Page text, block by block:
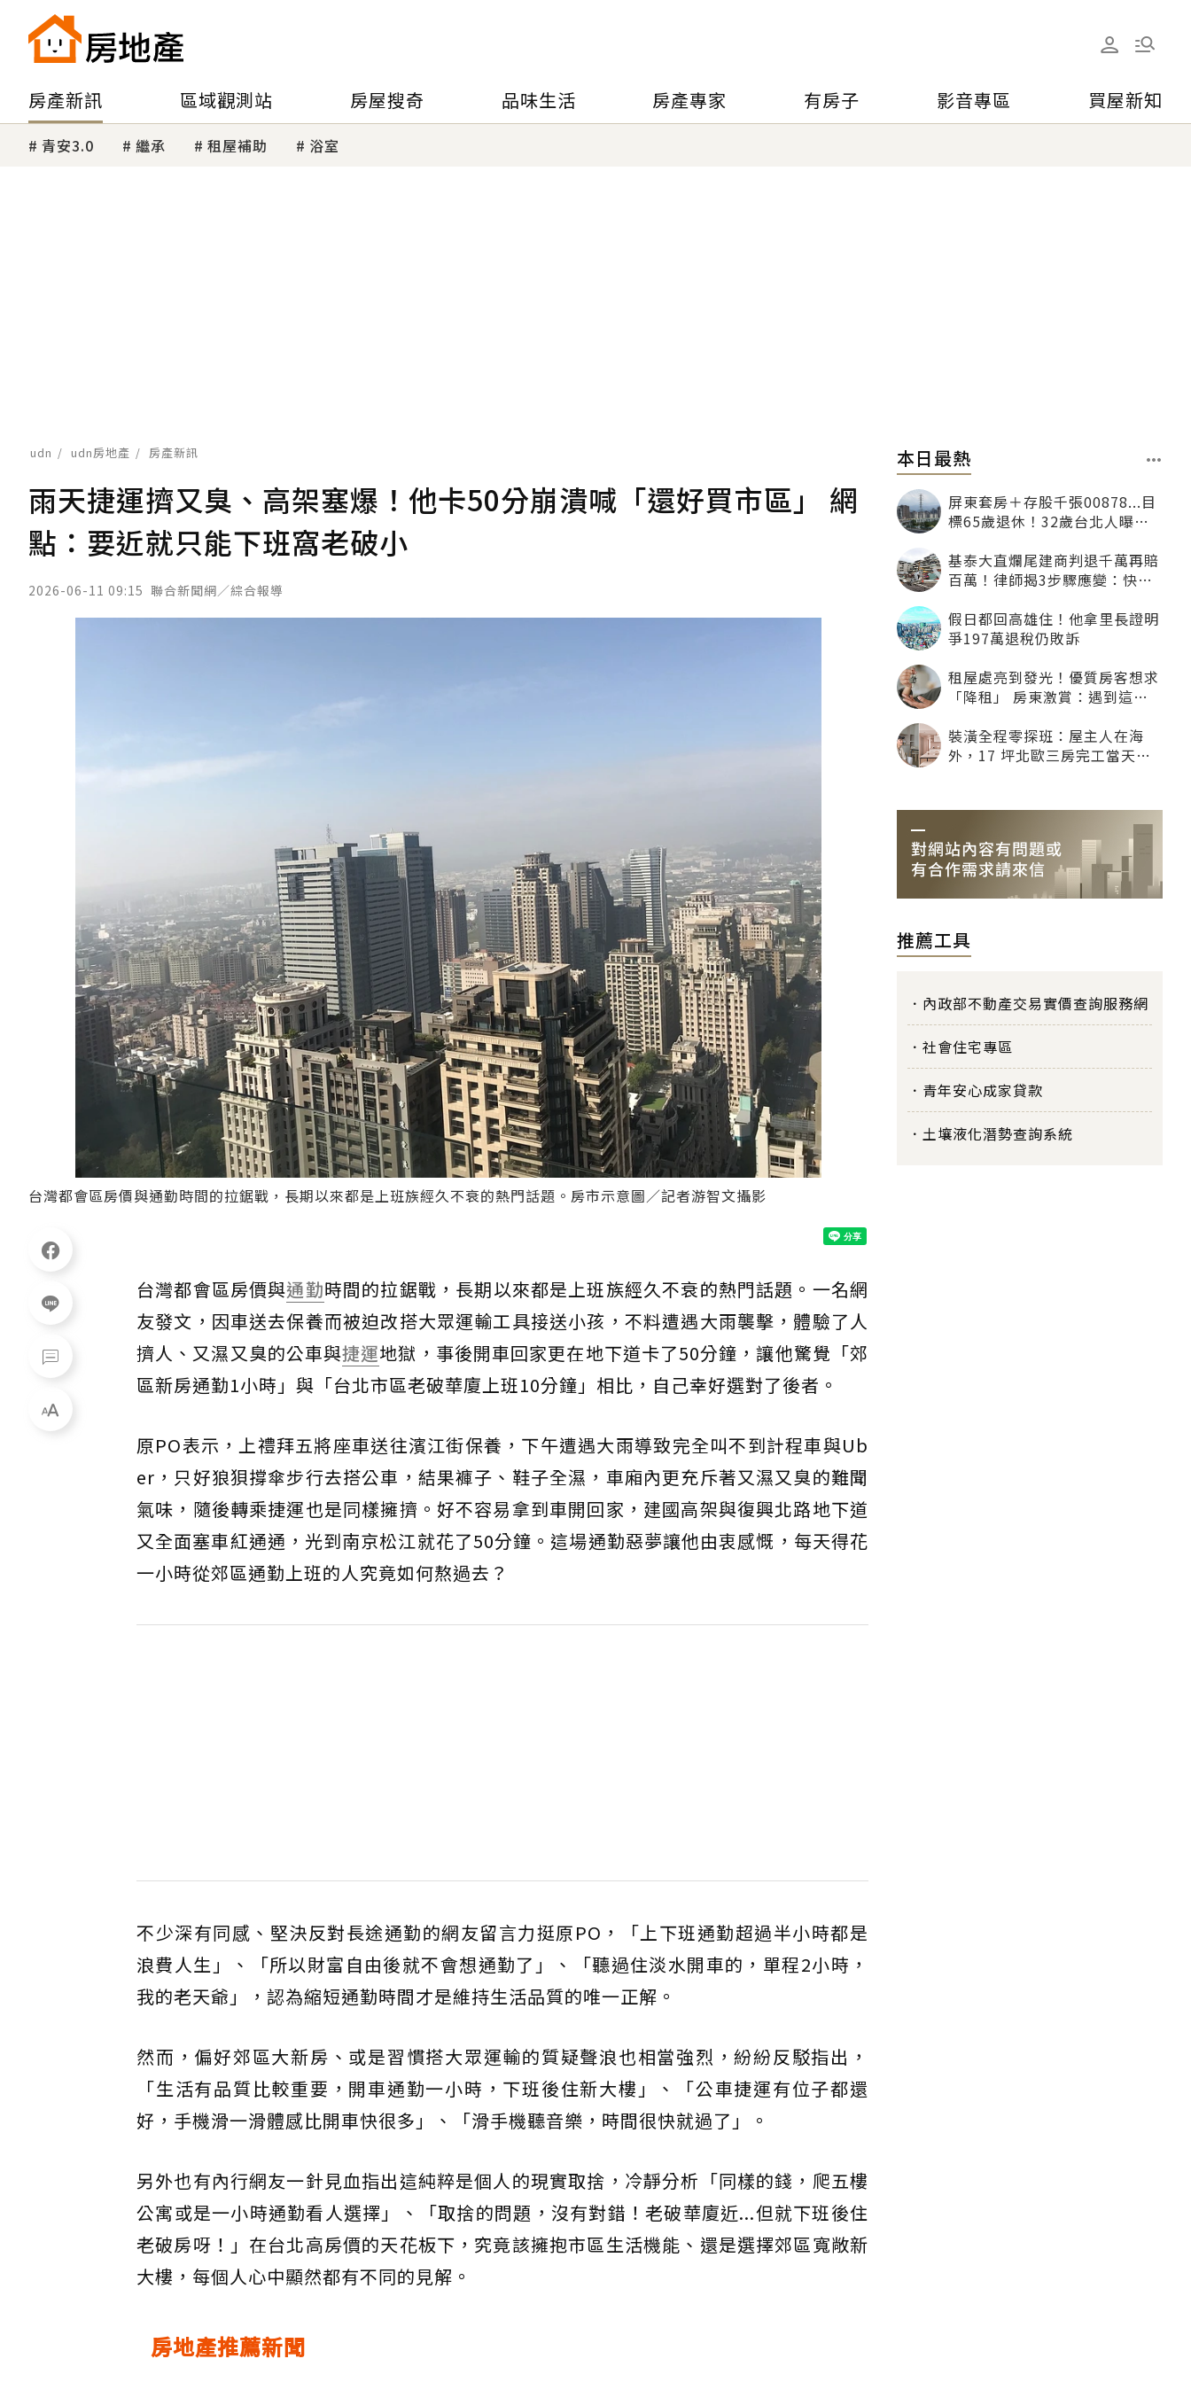
房產新訊 區域觀測站 房屋搜奇 品味生活 房產專家 有房子 影音專區 買屋新知
青安3.0 繼承 租屋補助 浴室
udn udn房地產 房產新訊
雨天捷運擠又臭、高架塞爆！他卡50分崩潰喊「還好買市區」 網
點：要近就只能下班窩老破小
2026-06-11 09:15 聯合新聞網／綜合報導
台灣都會區房價與通勤時間的拉鋸戰，長期以來都是上班族經久不衰的熱門話題。房市示意圖／記者游智文攝影
台灣都會區房價與通勤時間的拉鋸戰，長期以來都是上班族經久不衰的熱門話題。一名網
友發文，因車送去保養而被迫改搭大眾運輸工具接送小孩，不料遭遇大雨襲擊，體驗了人
擠人、又濕又臭的公車與捷運地獄，事後開車回家更在地下道卡了50分鐘，讓他驚覺「郊
區新房通勤1小時」與「台北市區老破華廈上班10分鐘」相比，自己幸好選對了後者。
原PO表示，上禮拜五將座車送往濱江街保養，下午遭遇大雨導致完全叫不到計程車與Ub
er，只好狼狽撐傘步行去搭公車，結果褲子、鞋子全濕，車廂內更充斥著又濕又臭的難聞
氣味，隨後轉乘捷運也是同樣擁擠。好不容易拿到車開回家，建國高架與復興北路地下道
又全面塞車紅通通，光到南京松江就花了50分鐘。這場通勤惡夢讓他由衷感慨，每天得花
一小時從郊區通勤上班的人究竟如何熬過去？
不少深有同感、堅決反對長途通勤的網友留言力挺原PO，「上下班通勤超過半小時都是
浪費人生」、「所以財富自由後就不會想通勤了」、「聽過住淡水開車的，單程2小時，
我的老天爺」，認為縮短通勤時間才是維持生活品質的唯一正解。
然而，偏好郊區大新房、或是習慣搭大眾運輸的質疑聲浪也相當強烈，紛紛反駁指出，
「生活有品質比較重要，開車通勤一小時，下班後住新大樓」、「公車捷運有位子都還
好，手機滑一滑體感比開車快很多」、「滑手機聽音樂，時間很快就過了」。
另外也有內行網友一針見血指出這純粹是個人的現實取捨，冷靜分析「同樣的錢，爬五樓
公寓或是一小時通勤看人選擇」、「取捨的問題，沒有對錯！老破華廈近...但就下班後住
老破房呀！」在台北高房價的天花板下，究竟該擁抱市區生活機能、還是選擇郊區寬敞新
大樓，每個人心中顯然都有不同的見解。
房地產推薦新聞
本日最熱
屏東套房＋存股千張00878...目
標65歲退休！32歲台北人曝：
基泰大直爛尾建商判退千萬再賠
百萬！律師揭3步驟應變：快通
假日都回高雄住！他拿里長證明
爭197萬退稅仍敗訴
租屋處亮到發光！優質房客想求
「降租」 房東激賞：遇到這種
裝潢全程零探班：屋主人在海
外，17 坪北歐三房完工當天才
推薦工具
內政部不動產交易實價查詢服務網
社會住宅專區
青年安心成家貸款
土壤液化潛勢查詢系統